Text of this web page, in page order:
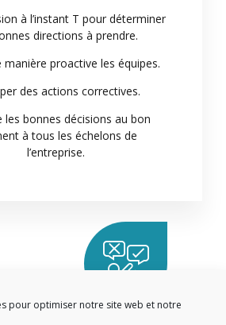
pour optimiser notre site web et notre
à l’instant T pour déterminer
directions à prendre.
manière proactive les équipes.
des actions correctives.
les bonnes décisions au bon
à tous les échelons de
l’entreprise.